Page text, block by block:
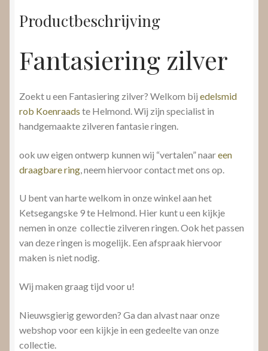
Productbeschrijving
Fantasiering zilver
Zoekt u een Fantasiering zilver? Welkom bij edelsmid
rob Koenraads te Helmond. Wij zijn specialist in
handgemaakte zilveren fantasie ringen.
ook uw eigen ontwerp kunnen wij “vertalen” naareen
draagbare ring , neem hiervoor contact met ons op.
U bent van harte welkom in onze winkel aan het
Ketsegangske 9 te Helmond. Hier kunt u een kijkje
nemen in onze collectie zilveren ringen. Ook het passen
van deze ringen is mogelijk. Een afspraak hiervoor
maken is niet nodig.
Wij maken graag tijd voor u!
Nieuwsgierig geworden? Ga dan alvast naar onze
webshop voor een kijkje in een gedeelte van onze
collectie.